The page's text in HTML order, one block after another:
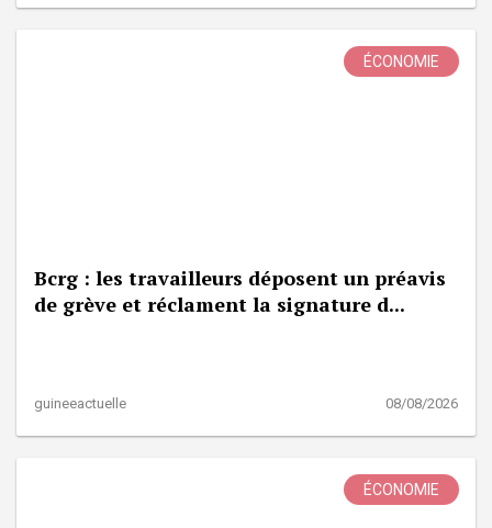
ÉCONOMIE
Bcrg : les travailleurs déposent un préavis
de grève et réclament la signature d...
guineeactuelle 08/08/2026
ÉCONOMIE